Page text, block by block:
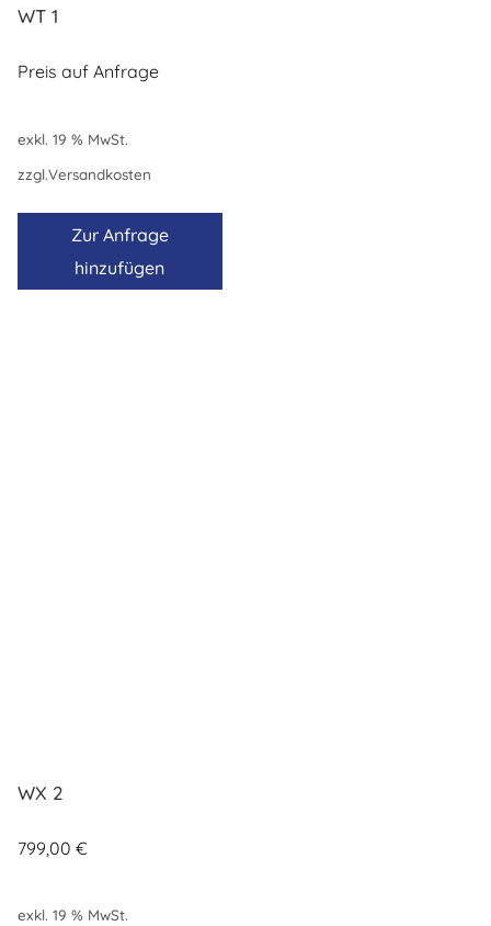
WT 1
Preis auf Anfrage
exkl. 19 % MwSt.
zzgl.Versandkosten
Zur Anfrage
hinzufügen
WX 2
799,00 €
exkl. 19 % MwSt.